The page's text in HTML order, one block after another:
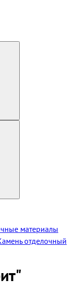
материалы
отделочный